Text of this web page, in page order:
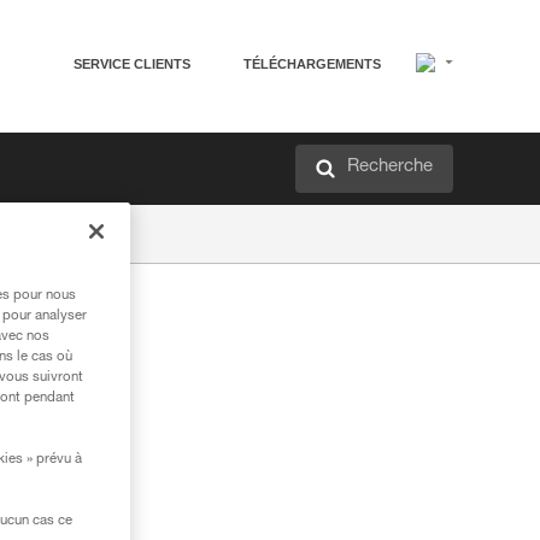
SERVICE CLIENTS TÉLÉCHARGEMENTS
Recherche
pour nous
analyser
nos
le cas où
suivront
pendant
» prévu à
cas ce